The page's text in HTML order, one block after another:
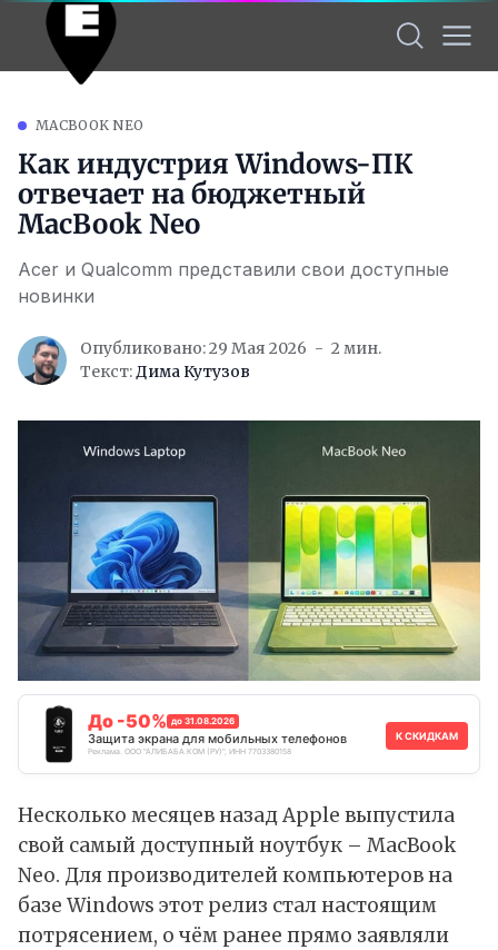
MACBOOK NEO
Как индустрия Windows-ПК
отвечает на бюджетный
MacBook Neo
Acer и Qualcomm представили свои доступные
новинки
Опубликовано: 29 Мая 2026
2 мин.
Текст:Дима Кутузов
До -50% до 31.08.2026
Защита экрана для мобильных телефонов
Реклама. ООО "АЛИБАБА.КОМ (РУ)", ИНН 7703380158
К СКИДКАМ
Несколько месяцев назад Apple выпустила
свой самый доступный ноутбук – MacBook
Neo. Для производителей компьютеров на
базе Windows этот релиз стал настоящим
потрясением, о чём ранее прямо заявляли